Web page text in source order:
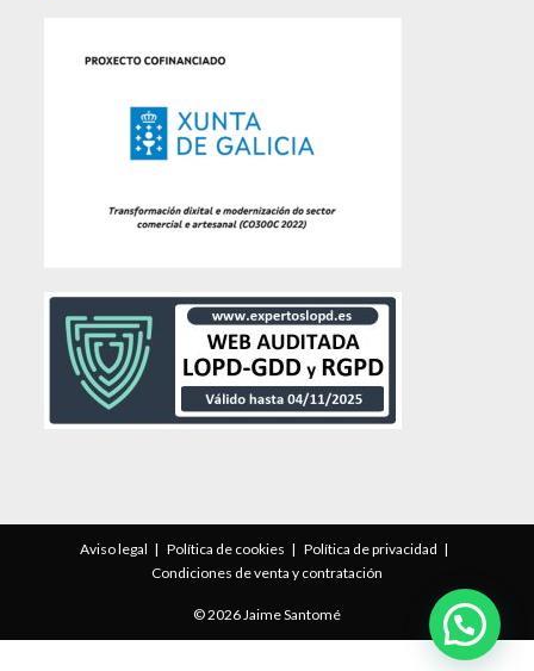
Aviso legal Política de cookies
Política de privacidad
Condiciones de venta y contratación
© 2026 Jaime Santomé